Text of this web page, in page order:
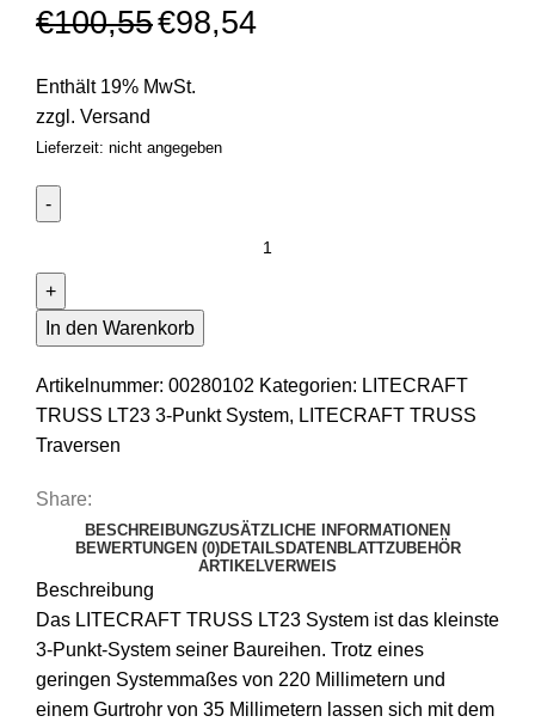
€100,55€98,54
Enthält 19% MwSt.
zzgl. Versand
Lieferzeit: nicht angegeben
LITECRAFT
TRUSS
100
3-
Punkt
1,0
Verbindersatz
Menge
In den Warenkorb
Artikelnummer: 00280102 Kategorien: LITECRAFT
TRUSS LT23 3-Punkt System, LITECRAFT TRUSS
Traversen
Share:
BESCHREIBUNGZUSÄTZLICHE INFORMATIONEN
BEWERTUNGEN (0)DETAILS DATENBLATTZUBEHÖR
ARTIKELVERWEIS
Beschreibung
Das LITECRAFT TRUSS LT23 System ist das kleinste
3-Punkt-System seiner Baureihen. Trotz eines
geringen Systemmaßes von 220 Millimetern und
einem Gurtrohr von 35 Millimetern lassen sich mit dem